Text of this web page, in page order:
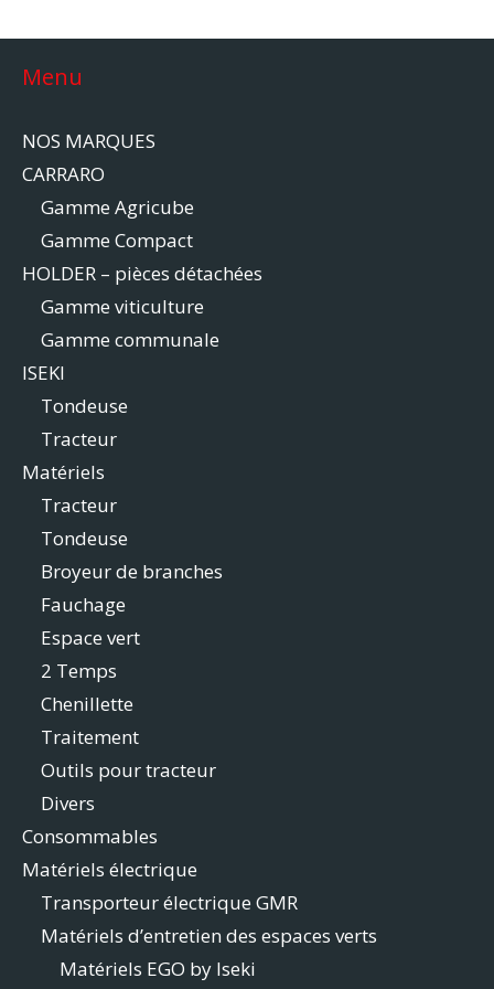
Menu
NOS MARQUES
CARRARO
Gamme Agricube
Gamme Compact
HOLDER – pièces détachées
Gamme viticulture
Gamme communale
ISEKI
Tondeuse
Tracteur
Matériels
Tracteur
Tondeuse
Broyeur de branches
Fauchage
Espace vert
2 Temps
Chenillette
Traitement
Outils pour tracteur
Divers
Consommables
Matériels électrique
Transporteur électrique GMR
Matériels d’entretien des espaces verts
Matériels EGO by Iseki